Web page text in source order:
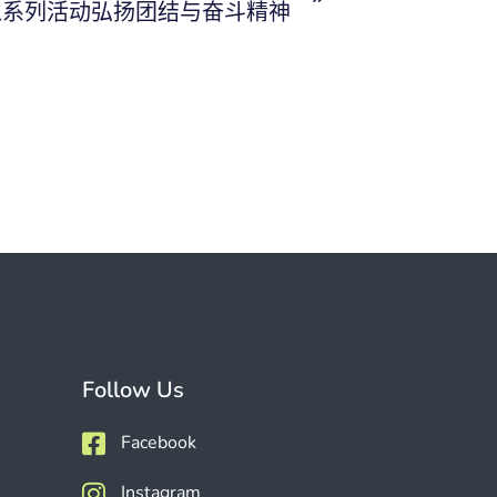
列活动弘扬团结与奋斗精神
Follow Us
Facebook